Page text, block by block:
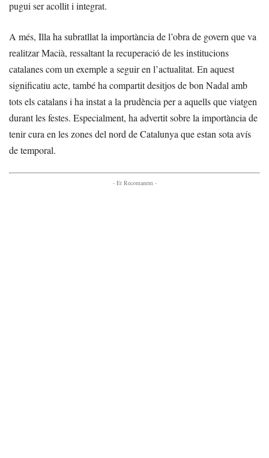
pugui ser acollit i integrat.
A més, Illa ha subratllat la importància de l’obra de govern que va
realitzar Macià, ressaltant la recuperació de les institucions
catalanes com un exemple a seguir en l’actualitat. En aquest
significatiu acte, també ha compartit desitjos de bon Nadal amb
tots els catalans i ha instat a la prudència per a aquells que viatgen
durant les festes. Especialment, ha advertit sobre la importància de
tenir cura en les zones del nord de Catalunya que estan sota avís
de temporal.
- Et Recomanem -